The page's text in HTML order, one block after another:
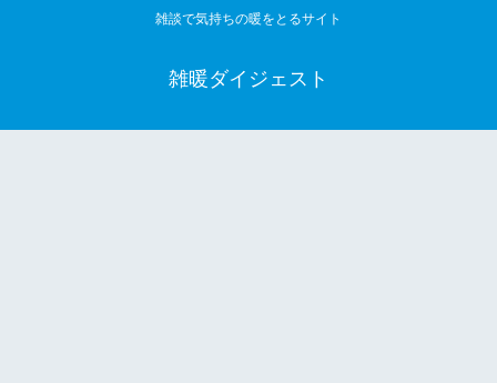
雑談で気持ちの暖をとるサイト
雑暖ダイジェスト